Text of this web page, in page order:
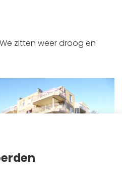
zitten weer droog en
Bekijk project